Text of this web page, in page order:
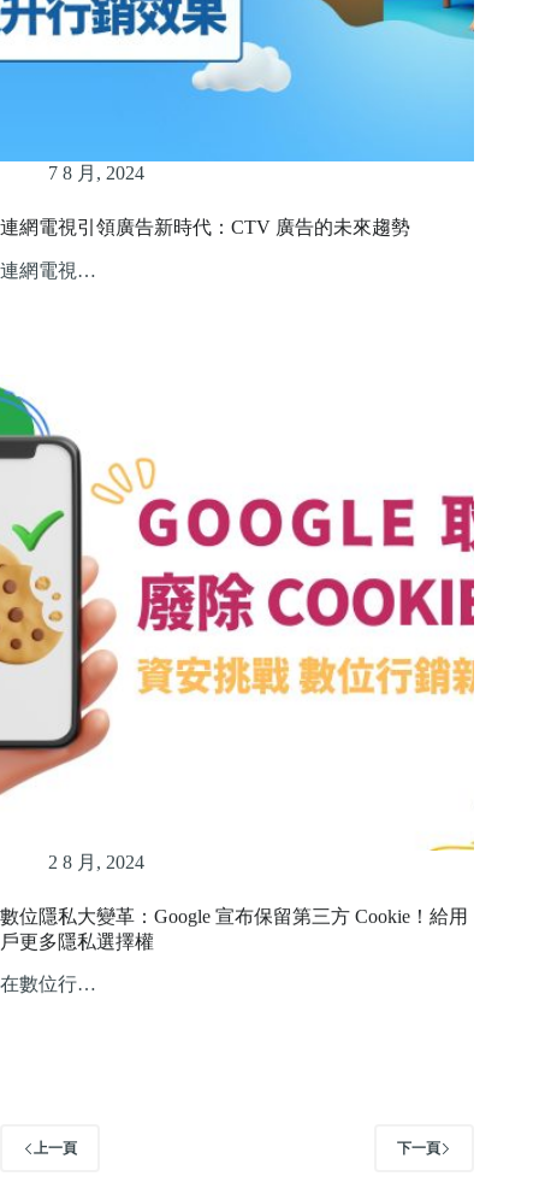
7 8 月, 2024
連網電視引領廣告新時代：CTV 廣告的未來趨勢
連網電視…
2 8 月, 2024
數位隱私大變革：Google 宣布保留第三方 Cookie！給用
戶更多隱私選擇權
在數位行…
上一頁 下一頁